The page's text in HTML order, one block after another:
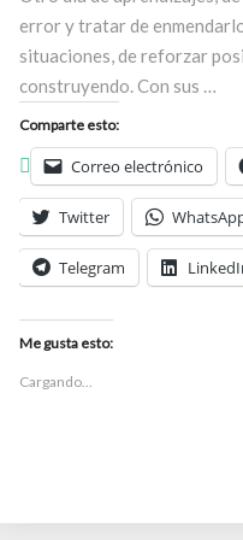
error y tratar de
situaciones, de reforzar
construyendo. Con sus …
Comparte esto:
Correo electrónico
Twitter
Telegram
Me gusta esto:
Cargando...